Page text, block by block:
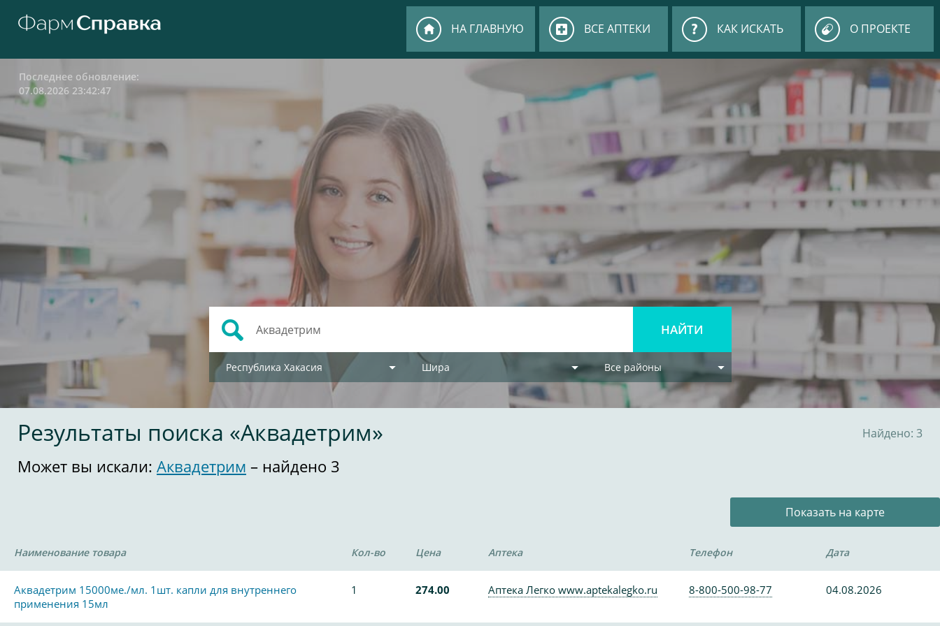
НА ГЛАВНУЮ ВСЕ АПТЕКИ КАК ИСКАТЬ О ПРОЕКТЕ
Последнее обновление:
07.08.2026 23:42:47
Республика Хакасия Шира Все районы
Результаты поиска «Аквадетрим» Найдено: 3
Может вы искали: Аквадетрим – найдено 3
Показать на карте
Наименование товара Кол-во Цена Аптека Телефон Дата
Аквадетрим 15000ме./мл. 1шт. капли для внутреннего
применения 15мл
1 274.00 Аптека Легко www.aptekalegko.ru 8-800-500-98-77 04.08.2026